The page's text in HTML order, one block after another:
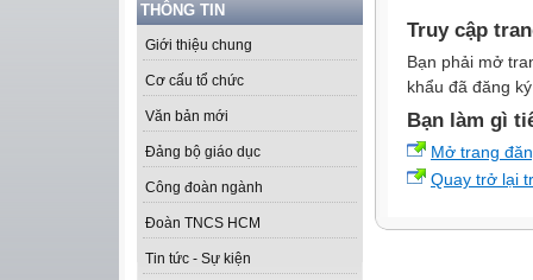
THÔNG TIN
Giới thiệu chung
Cơ cấu tổ chức
Văn bản mới
Đảng bộ giáo dục
Công đoàn ngành
Đoàn TNCS HCM
Tin tức - Sự kiện
Truy cập
Bạn phải mở
khẩu đã đăng
Bạn làm gì
Mở trang
Quay trở lại